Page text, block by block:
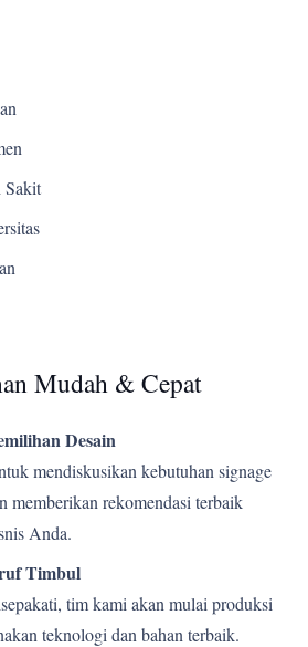
Mudah & Cepat
Desain
mendiskusikan kebutuhan signage
memberikan rekomendasi terbaik
Anda.
Timbul
tim kami akan mulai produksi
teknologi dan bahan terbaik.